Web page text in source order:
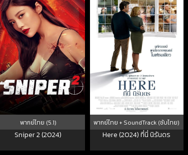
พากย์ไทย (5.1)
Sniper 2 (2024)
พากย์ไทย + SoundTrack (ซับไทย)
Here (2024) ที่นี่ นิรันดร